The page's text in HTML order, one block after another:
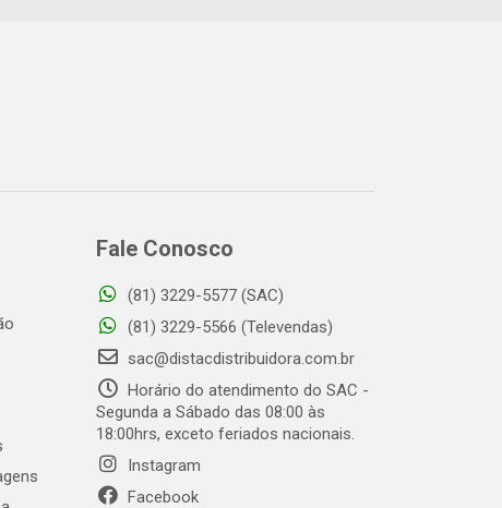
Fale Conosco
(81) 3229-5577 (SAC)
(81) 3229-5566 (Televendas)
sac@distacdistribuidora.com.br
Horário do atendimento do SAC -
Segunda a Sábado das 08:00 às
18:00hrs, exceto feriados nacionais.
Instagram
Facebook